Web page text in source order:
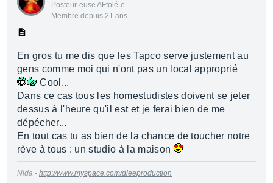
Posteur·euse AFfolé·e
Membre depuis 21 ans
En gros tu me dis que les Tapco serve justement au
gens comme moi qui n'ont pas un local approprié
Cool...
Dans ce cas tous les homestudistes doivent se jeter
dessus à l'heure qu'il est et je ferai bien de me
dépécher...
En tout cas tu as bien de la chance de toucher notre
rève à tous : un studio à la maison
Nida - http://www.myspace.com/dleeproduction